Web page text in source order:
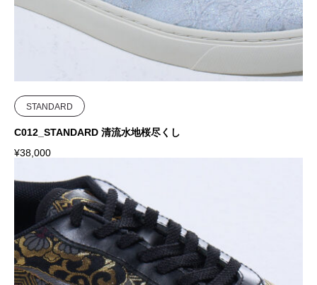
STANDARD
C012_STANDARD 清流水地桜尽くし
¥38,000